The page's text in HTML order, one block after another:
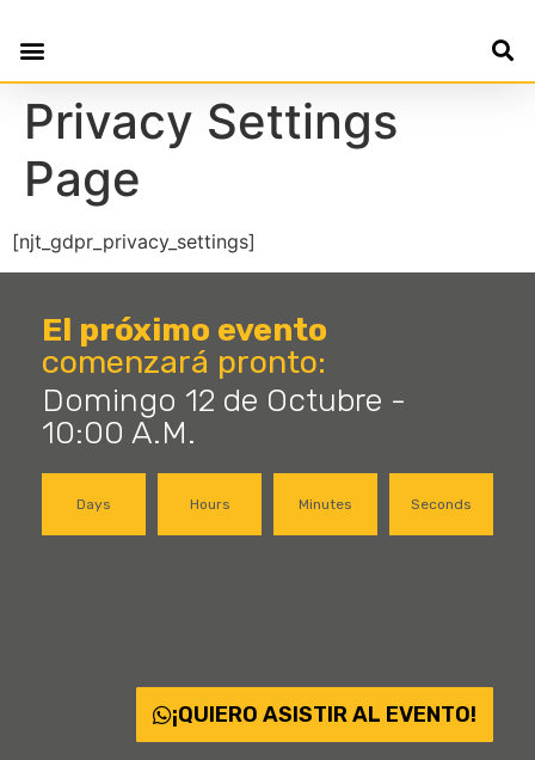
Privacy Settings
Page
[njt_gdpr_privacy_settings]
El próximo evento
comenzará pronto:
Domingo 12 de Octubre -
10:00 A.M.
Days Hours Minutes Seconds
¡QUIERO ASISTIR AL EVENTO!